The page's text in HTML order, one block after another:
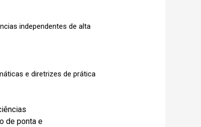
independentes de alta
e diretrizes de prática
ciências
a conteúdo de ponta e